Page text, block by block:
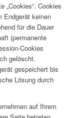
„Cookies“. Cookies
Endgerät keinen
für die Dauer
(permanente
Cookies
gelöscht.
gespeichert bis
Lösung durch
auf Ihrem